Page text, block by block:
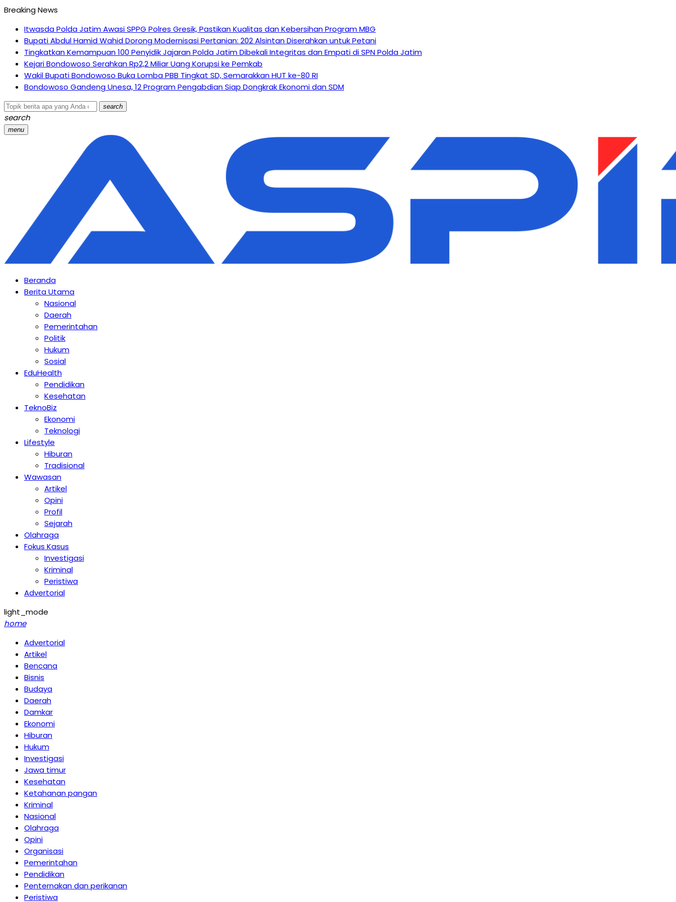
Breaking News
Itwasda Polda Jatim Awasi SPPG Polres Gresik, Pastikan Kualitas dan Kebersihan Program MBG
Bupati Abdul Hamid Wahid Dorong Modernisasi Pertanian: 202 Alsintan Diserahkan untuk Petani
Tingkatkan Kemampuan 100 Penyidik Jajaran Polda Jatim Dibekali Integritas dan Empati di SPN Polda Jatim
Kejari Bondowoso Serahkan Rp2,2 Miliar Uang Korupsi ke Pemkab
Wakil Bupati Bondowoso Buka Lomba PBB Tingkat SD, Semarakkan HUT ke-80 RI
Bondowoso Gandeng Unesa, 12 Program Pengabdian Siap Dongkrak Ekonomi dan SDM
search
search
menu
Beranda
Berita Utama
Nasional
Daerah
Pemerintahan
Politik
Hukum
Sosial
EduHealth
Pendidikan
Kesehatan
TeknoBiz
Ekonomi
Teknologi
Lifestyle
Hiburan
Tradisional
Wawasan
Artikel
Opini
Profil
Sejarah
Olahraga
Fokus Kasus
Investigasi
Kriminal
Peristiwa
Advertorial
light_mode
home
Advertorial
Artikel
Bencana
Bisnis
Budaya
Daerah
Damkar
Ekonomi
Hiburan
Hukum
Investigasi
Jawa timur
Kesehatan
Ketahanan pangan
Kriminal
Nasional
Olahraga
Opini
Organisasi
Pemerintahan
Pendidikan
Penternakan dan perikanan
Peristiwa